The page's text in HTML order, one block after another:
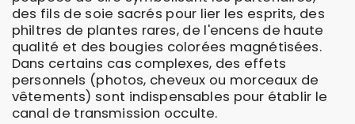
des fils de soie sacrés pour lier les esprits, des
philtres de plantes rares, de l'encens de haute
qualité et des bougies colorées magnétisées.
Dans certains cas complexes, des effets
personnels (photos, cheveux ou morceaux de
vêtements) sont indispensables pour établir le
canal de transmission occulte.